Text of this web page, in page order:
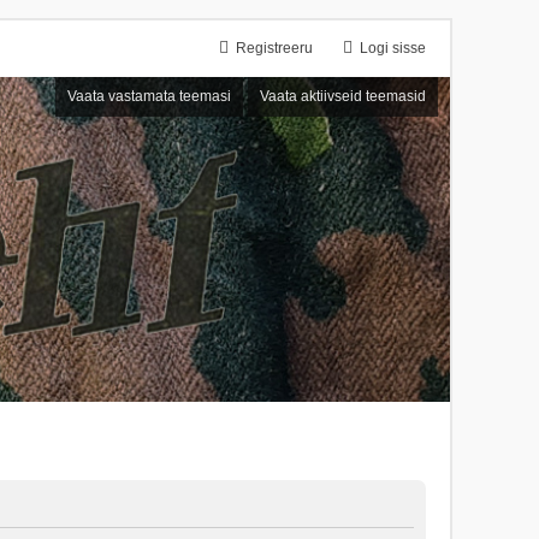
Logi sisse
Registreeru
Vaata vastamata teemasi Vaata aktiivseid teemasid